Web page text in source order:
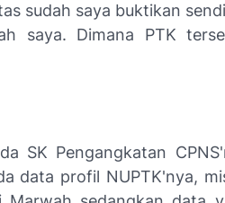
sudah saya buktikan
saya. Dimana PTK
SK Pengangkatan
data profil NUPTK'nya,